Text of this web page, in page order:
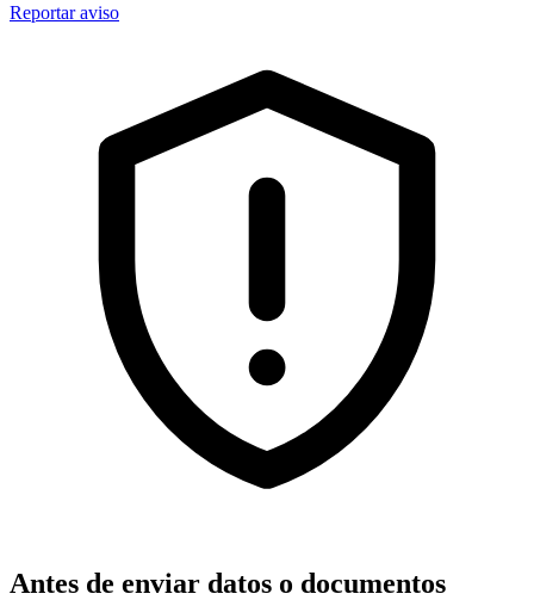
Reportar aviso
Antes de enviar datos o documentos